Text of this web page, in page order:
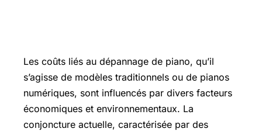
Les coûts liés au dépannage de piano, qu’il
s’agisse de modèles traditionnels ou de pianos
numériques, sont influencés par divers facteurs
économiques et environnementaux. La
conjoncture actuelle, caractérisée par des